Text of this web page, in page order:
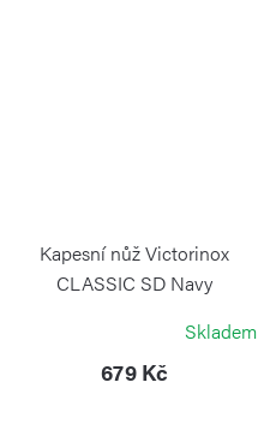
Kapesní nůž Victorinox
CLASSIC SD Navy
Skladem
679 Kč